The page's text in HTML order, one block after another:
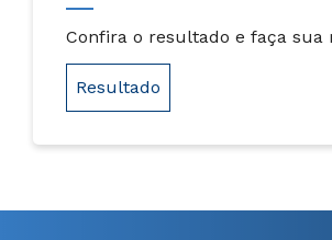
Confira o resultado e faça sua
Resultado